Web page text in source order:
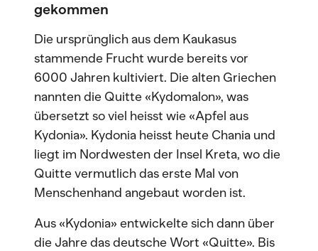
gekommen
Die ursprünglich aus dem Kaukasus
stammende Frucht wurde bereits vor
6000 Jahren kultiviert. Die alten Griechen
nannten die Quitte «Kydomalon», was
übersetzt so viel heisst wie «Apfel aus
Kydonia». Kydonia heisst heute Chania und
liegt im Nordwesten der Insel Kreta, wo die
Quitte vermutlich das erste Mal von
Menschenhand angebaut worden ist.
Aus «Kydonia» entwickelte sich dann über
die Jahre das deutsche Wort «Quitte». Bis